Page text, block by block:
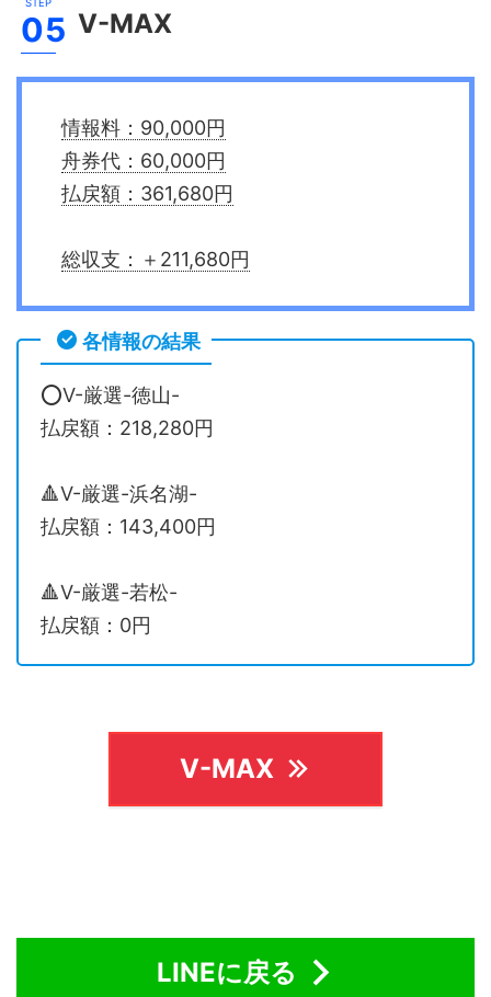
V-MAX
情報料：90,000円
舟券代：60,000円
払戻額：361,680円
総収支：＋211,680円
各情報の結果
⭕️V-厳選-徳山-
払戻額：218,280円
🔺V-厳選-浜名湖-
払戻額：143,400円
🔺V-厳選-若松-
払戻額：0円
V-MAX
LINEに戻る